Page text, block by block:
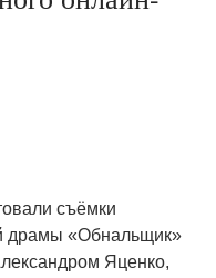
съёмки
драмы «Обнальщик»
Яценко,